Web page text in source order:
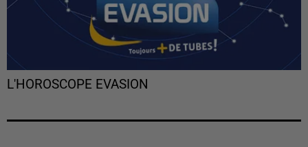
L'HOROSCOPE EVASION